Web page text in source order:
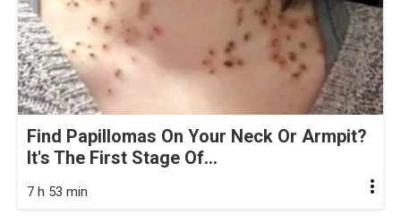
Find Papillomas On Your Neck Or Armpit?
It's The First Stage Of...
7 h 53 min